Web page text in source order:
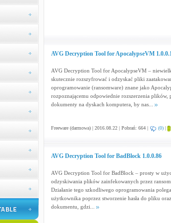
AVG Decryption Tool for ApocalypseVM
AVG Decryption Tool for ApocalypseVM –
skutecznie rozszyfrować i odzyskać pliki
oprogramowanie (ransomware) znane jako
rozpoznającemu odpowiednie rozszerzenia
dokumenty na dyskach komputera, by nas...
Freeware (darmowa) | 2016.08.22 | Pobrań: 664 | (0)|
AVG Decryption Tool for BadBlock 1.0.0.86
AVG Decryption Tool for BadBlock – prosty w
odzyskiwania plików zainfekowanych przez
Działanie tego szkodliwego oprogramowania
użytkownika poprzez stworzenie hasła do pliku
dokumentu, gdzi...